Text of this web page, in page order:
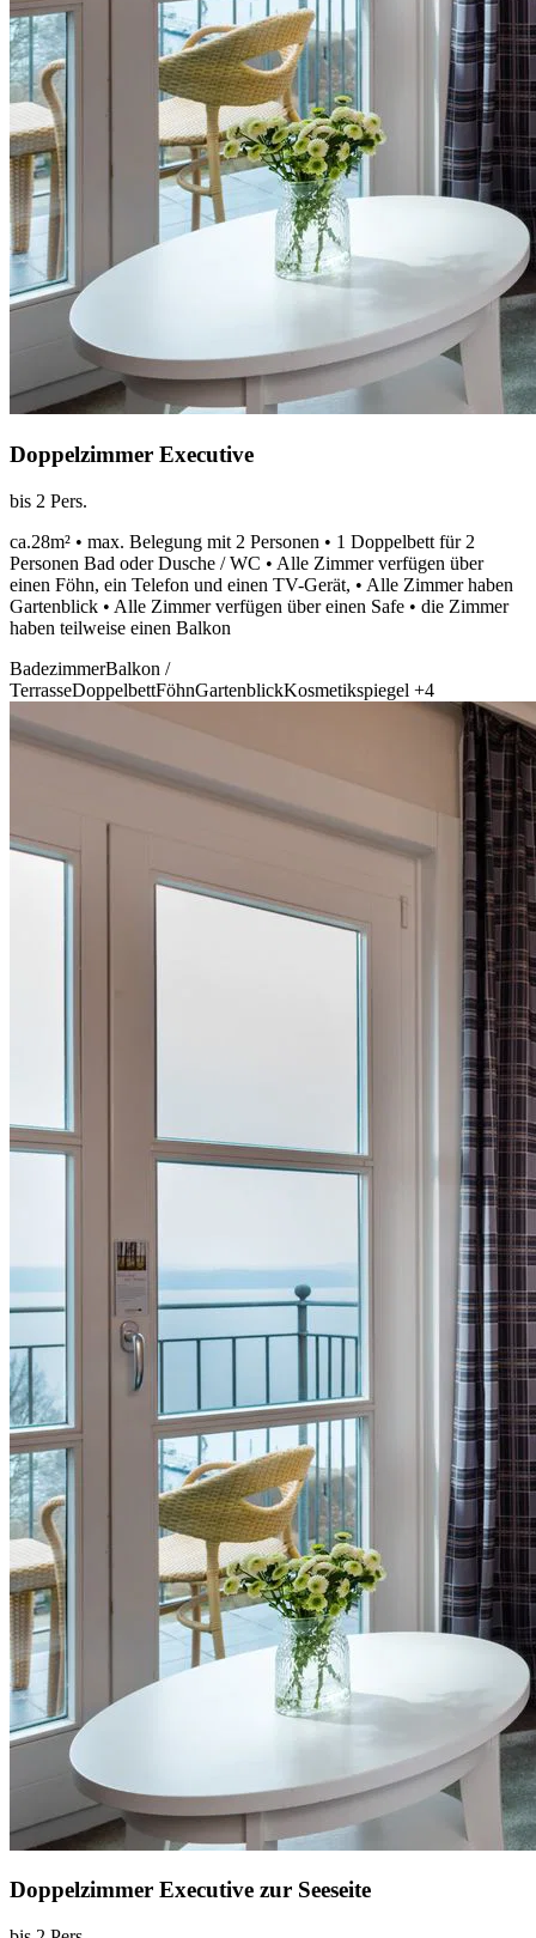
Doppelzimmer Executive
bis 2 Pers.
ca.28m² • max. Belegung mit 2 Personen • 1 Doppelbett für 2
Personen Bad oder Dusche / WC • Alle Zimmer verfügen über
einen Föhn, ein Telefon und einen TV-Gerät, • Alle Zimmer haben
Gartenblick • Alle Zimmer verfügen über einen Safe • die Zimmer
haben teilweise einen Balkon
BadezimmerBalkon /
TerrasseDoppelbettFöhnGartenblickKosmetikspiegel +4
Doppelzimmer Executive zur Seeseite